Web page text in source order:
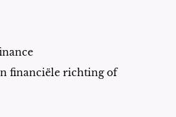
financiële richting of